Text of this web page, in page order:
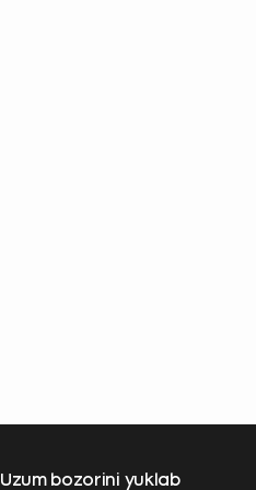
Uzum bozorini yuklab